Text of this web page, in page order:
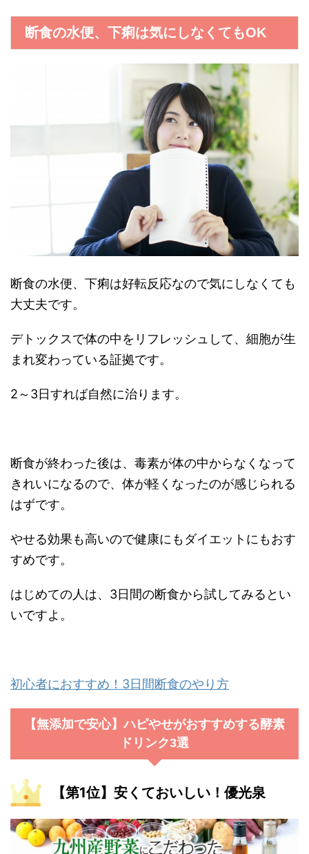
断食の水便、下痢は気にしなくてもOK
断食の水便、下痢は好転反応なので気にしなくても
大丈夫です。
デトックスで体の中をリフレッシュして、細胞が生
まれ変わっている証拠です。
2～3日すれば自然に治ります。
断食が終わった後は、毒素が体の中からなくなって
きれいになるので、体が軽くなったのが感じられる
はずです。
やせる効果も高いので健康にもダイエットにもおす
すめです。
はじめての人は、3日間の断食から試してみるとい
いですよ。
初心者におすすめ！3日間断食のやり方
【無添加で安心】ハピやせがおすすめする酵素
ドリンク3選
【第1位】安くておいしい！優光泉